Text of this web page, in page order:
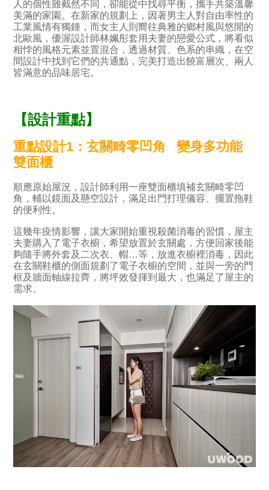
人的個性雖截然不同，卻能從中找尋平衡，攜手共築溫馨
美滿的家園。在新家的規劃上，因著男主人對自由率性的
工業風情有獨鍾，而女主人則嚮往典雅的鄉村風與悠閒的
北歐風，優渥設計師林姵彤套用夫妻的戀愛公式，將看似
相悖的風格元素並置混合，透過材質、色系的串織，在空
間設計中找到它們的共通點，完美打造出饒富層次、兩人
皆滿意的品味居宅。
【設計重點】
重點設計1 ：玄關畸零凹角 變身多功能
雙面櫃
順應原始屋況，設計師利用一座雙面櫃填補玄關畸零凹
角，輔以鏡面及懸空設計，滿足出門打理儀容、擺置拖鞋
的便利性。
這幾年疫情影響，讓大家開始重視殺菌消毒的習慣，屋主
夫妻購入了電子衣櫥，希望放置於玄關處，方便回家後能
夠隨手將外套及二次衣、帽…等，放進衣櫥裡消毒，因此
在玄關鞋櫃的側面規劃了電子衣櫥的空間，並與一旁的門
框及牆面軸線拉齊，將坪效發揮到最大，也滿足了屋主的
需求。